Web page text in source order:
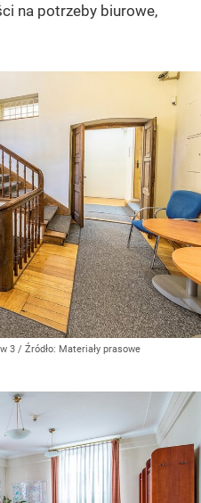
na potrzeby biurowe,
3 / Źródło: Materiały prasowe